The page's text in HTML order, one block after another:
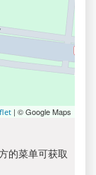
| © Google Maps
的菜单可获取